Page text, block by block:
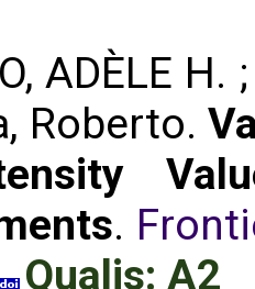
ADÈLE
Roberto.
.
Qualis: A2